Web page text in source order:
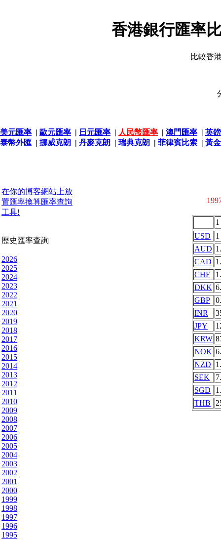
香港銀行匯率
比較香
美元匯率 | 歐元匯率 | 日元匯率 | 人民幣匯率 | 澳門匯率 | 英
泰幣外匯 | 挪威克朗 | 丹麥克朗 | 瑞典克朗 | 菲律賓比索 | 黃
在你的博客網站上放
置匯率換算匯率查詢
工具!
歷史匯率查詢
2026
2025
2024
2023
2022
2021
2020
2019
2018
2017
2016
2015
2014
2013
2012
2011
2010
2009
2008
2007
2006
2005
2004
2003
2002
2001
2000
1999
1998
1997
1996
1995
1
USD
1
AUD
CAD
CHF
DKK
GBP
INR
JPY
KRW
NOK
NZD
SEK
SGD
THB